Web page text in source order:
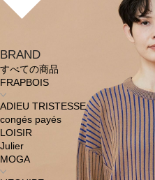
BRAND
すべての商品
FRAPBOIS
ADIEU TRISTESSE
congés payés
LOISIR
Julier
MOGA